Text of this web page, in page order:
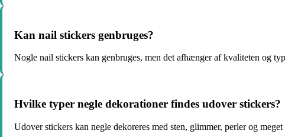
Kan nail stickers genbruges?
Nogle nail stickers kan genbruges, men det afhænger af kvaliteten og
Hvilke typer negle dekorationer findes udover stickers?
Udover stickers kan negle dekoreres med sten, glimmer, perler og